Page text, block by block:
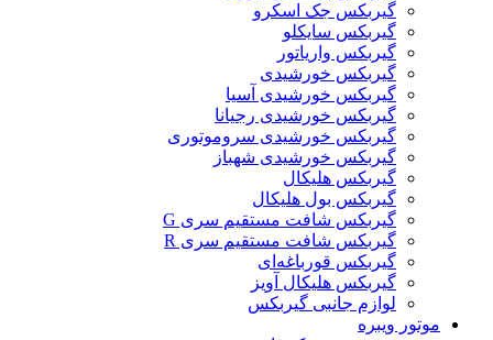
گیربکس جک اسکرو
گیربکس سایکلو
گیربکس واریاتور
گیربکس خورشیدی
گیربکس خورشیدی آسیا
گیربکس خورشیدی رجیانا
گیربکس خورشیدی سروموتوری
گیربکس خورشیدی شهباز
گیربکس هلیکال
گیربکس بول هلیکال
گیربکس شافت مستقیم سری G
گیربکس شافت مستقیم سری R
گیربکس قورباغه‌ای
گیربکس هلیکال آویز
لوازم جانبی گیربکس
موتور ویبره